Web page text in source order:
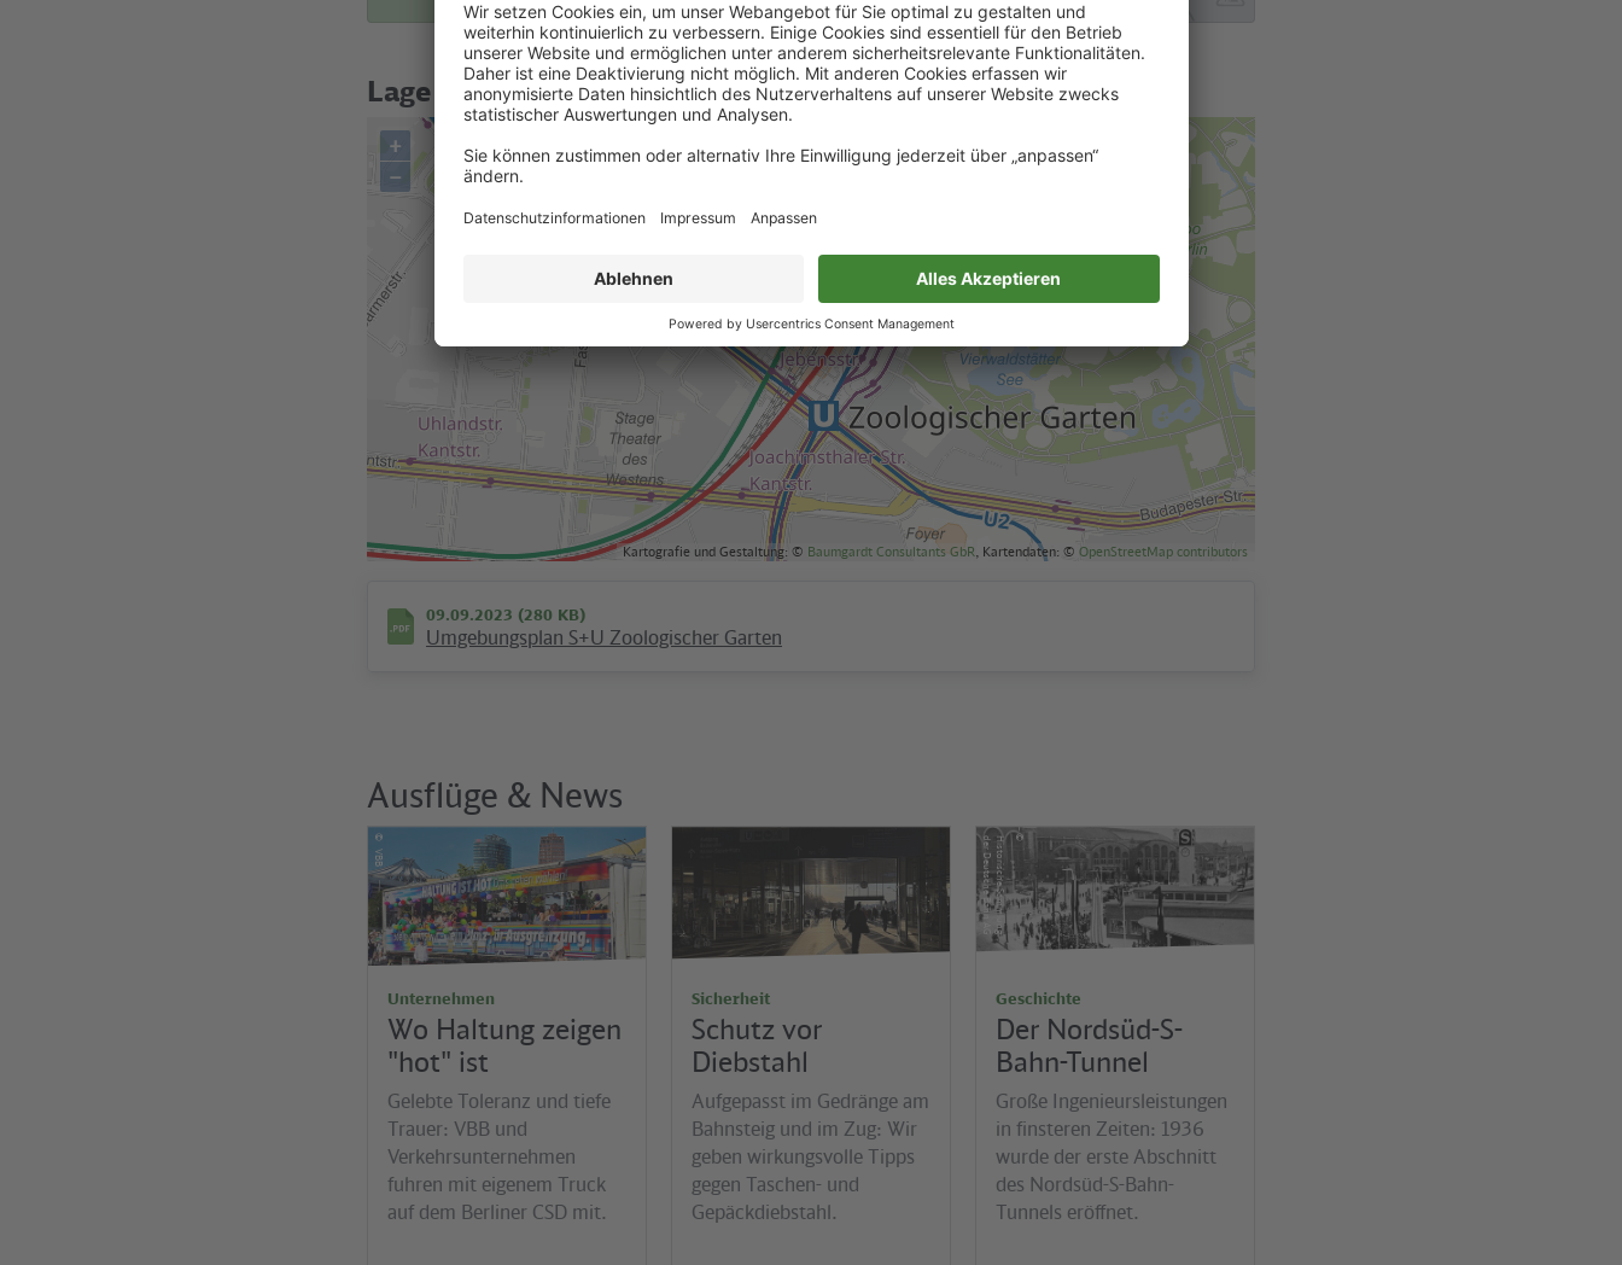
Lage in der Stadt
+
–
Kartografie und Gestaltung: © Baumgardt Consultants GbR, Kartendaten: ©OpenStreetMap contributors
09.09.2023 (280 KB)
Umgebungsplan S+U Zoologischer Garten
Ausflüge & News
©
VBB
Unternehmen
Wo Haltung zeigen
"hot" ist
Gelebte Toleranz und tiefe
Trauer: VBB und
Verkehrsunternehmen
fuhren mit eigenem Truck
auf dem Berliner CSD mit.
Jens Wiesner
Sicherheit
Schutz vor
Diebstahl
Aufgepasst im Gedränge am
Bahnsteig und im Zug: Wir
geben wirkungsvolle Tipps
gegen Taschen- und
Gepäckdiebstahl.
©
H
is
t
o
r
is
c
h
e
S
a
m
m
lu
n
g
d
e
r
D
e
u
t
s
c
h
e
B
a
h
n
A
G
Geschichte
Der Nordsüd-S-
Bahn-Tunnel
Große Ingenieursleistungen
in finsteren Zeiten: 1936
wurde der erste Abschnitt
des Nordsüd-S-Bahn-
Tunnels eröffnet.